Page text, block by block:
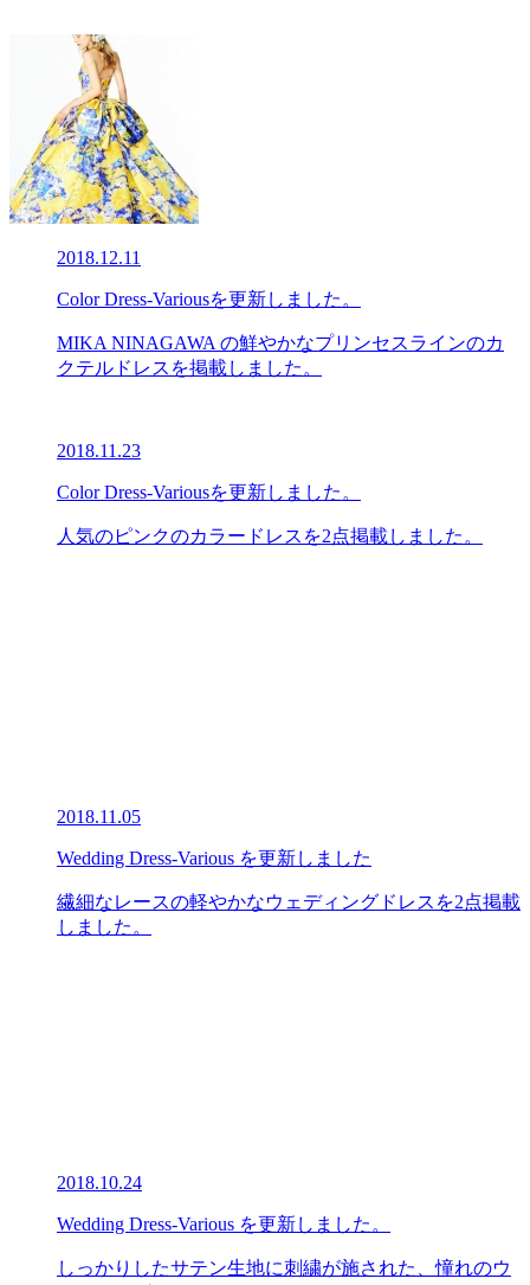
2018.12.11
Color Dress-Variousを更新しました。
MIKA NINAGAWA の鮮やかなプリンセスラインのカ
クテルドレスを掲載しました。
2018.11.23
Color Dress-Variousを更新しました。
人気のピンクのカラードレスを2点掲載しました。
2018.11.05
Wedding Dress-Various を更新しました
繊細なレースの軽やかなウェディングドレスを2点掲載
しました。
2018.10.24
Wedding Dress-Various を更新しました。
しっかりしたサテン生地に刺繍が施された、憧れのウ